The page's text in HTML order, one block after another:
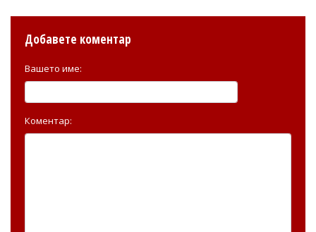
Добавете коментар
Вашето име:
Коментар: